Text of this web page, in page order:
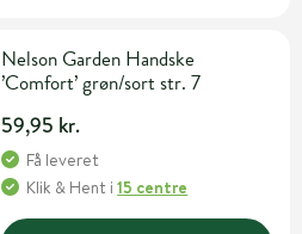
Nelson Garden Handske
’Comfort’ grøn/sort str. 7
59,95 kr.
Få leveret
Klik & Hent i15 centre